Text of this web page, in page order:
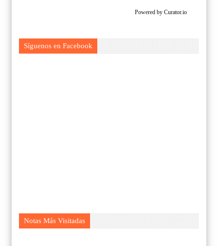
Powered by Curator.io
Síguenos en Facebook
Notas Más Visitadas